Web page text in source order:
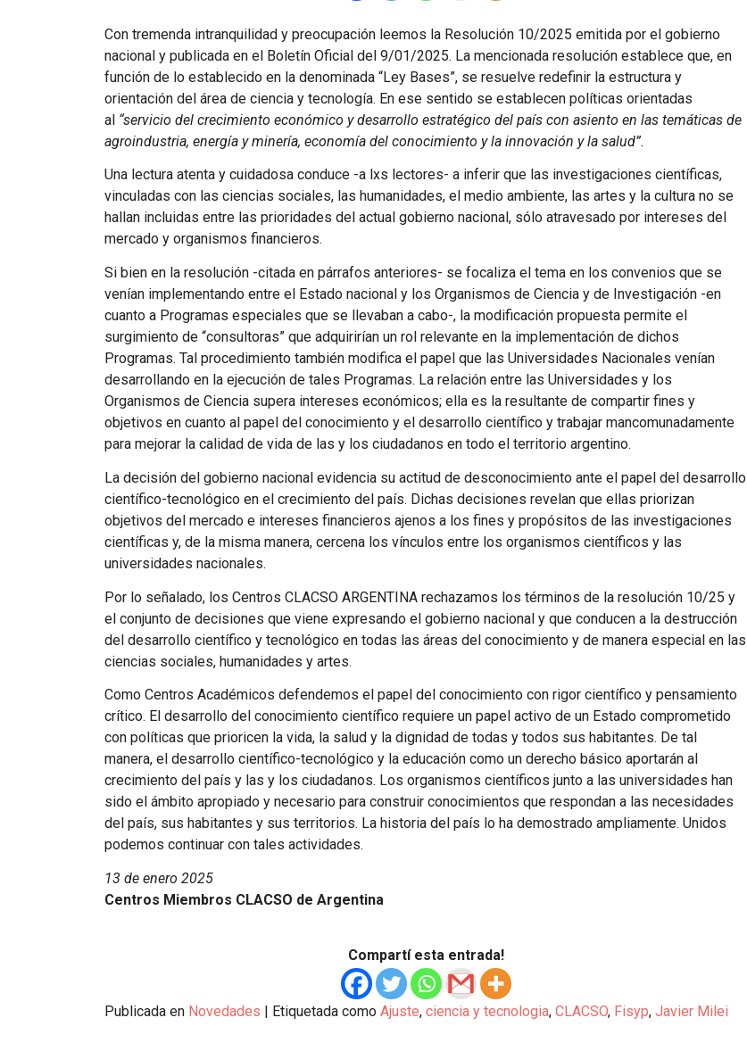
Con tremenda intranquilidad y preocupación leemos la Resolución 10/2025 emitida por el gobierno
nacional y publicada en el Boletín Oficial del 9/01/2025. La mencionada resolución establece que, en
función de lo establecido en la denominada “Ley Bases”, se resuelve redefinir la estructura y
orientación del área de ciencia y tecnología. En ese sentido se establecen políticas orientadas
al “servicio del crecimiento económico y desarrollo estratégico del país con asiento en las temáticas de
agroindustria, energía y minería, economía del conocimiento y la innovación y la salud”.
Una lectura atenta y cuidadosa conduce -a lxs lectores- a inferir que las investigaciones científicas,
vinculadas con las ciencias sociales, las humanidades, el medio ambiente, las artes y la cultura no se
hallan incluidas entre las prioridades del actual gobierno nacional, sólo atravesado por intereses del
mercado y organismos financieros.
Si bien en la resolución -citada en párrafos anteriores- se focaliza el tema en los convenios que se
venían implementando entre el Estado nacional y los Organismos de Ciencia y de Investigación -en
cuanto a Programas especiales que se llevaban a cabo-, la modificación propuesta permite el
surgimiento de “consultoras” que adquirirían un rol relevante en la implementación de dichos
Programas. Tal procedimiento también modifica el papel que las Universidades Nacionales venían
desarrollando en la ejecución de tales Programas. La relación entre las Universidades y los
Organismos de Ciencia supera intereses económicos; ella es la resultante de compartir fines y
objetivos en cuanto al papel del conocimiento y el desarrollo científico y trabajar mancomunadamente
para mejorar la calidad de vida de las y los ciudadanos en todo el territorio argentino.
La decisión del gobierno nacional evidencia su actitud de desconocimiento ante el papel del desarrollo
científico-tecnológico en el crecimiento del país. Dichas decisiones revelan que ellas priorizan
objetivos del mercado e intereses financieros ajenos a los fines y propósitos de las investigaciones
científicas y, de la misma manera, cercena los vínculos entre los organismos científicos y las
universidades nacionales.
Por lo señalado, los Centros CLACSO ARGENTINA rechazamos los términos de la resolución 10/25 y
el conjunto de decisiones que viene expresando el gobierno nacional y que conducen a la destrucción
del desarrollo científico y tecnológico en todas las áreas del conocimiento y de manera especial en las
ciencias sociales, humanidades y artes.
Como Centros Académicos defendemos el papel del conocimiento con rigor científico y pensamiento
crítico. El desarrollo del conocimiento científico requiere un papel activo de un Estado comprometido
con políticas que prioricen la vida, la salud y la dignidad de todas y todos sus habitantes. De tal
manera, el desarrollo científico-tecnológico y la educación como un derecho básico aportarán al
crecimiento del país y las y los ciudadanos. Los organismos científicos junto a las universidades han
sido el ámbito apropiado y necesario para construir conocimientos que respondan a las necesidades
del país, sus habitantes y sus territorios. La historia del país lo ha demostrado ampliamente. Unidos
podemos continuar con tales actividades.
13 de enero 2025
Centros Miembros CLACSO de Argentina
Compartí esta entrada!
Publicada en Novedades | Etiquetada como Ajuste, ciencia y tecnologia, CLACSO, Fisyp, Javier Milei